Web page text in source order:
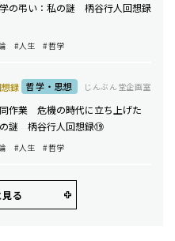
の弔い：私の謎 柄谷行人回想録
#人生 #哲学
録 哲学・思想 じんぶん堂企画室
同作業 危機の時代に立ち上げた
の謎 柄谷行人回想録⑲
#人生 #哲学
見る